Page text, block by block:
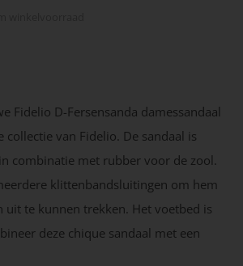
Fidelio D-Fersensanda damessandaal
van Fidelio. De sandaal is
combinatie met rubber voor de zool.
klittenbandsluitingen om hem
uit te kunnen trekken. Het voetbed is
deze chique sandaal met een